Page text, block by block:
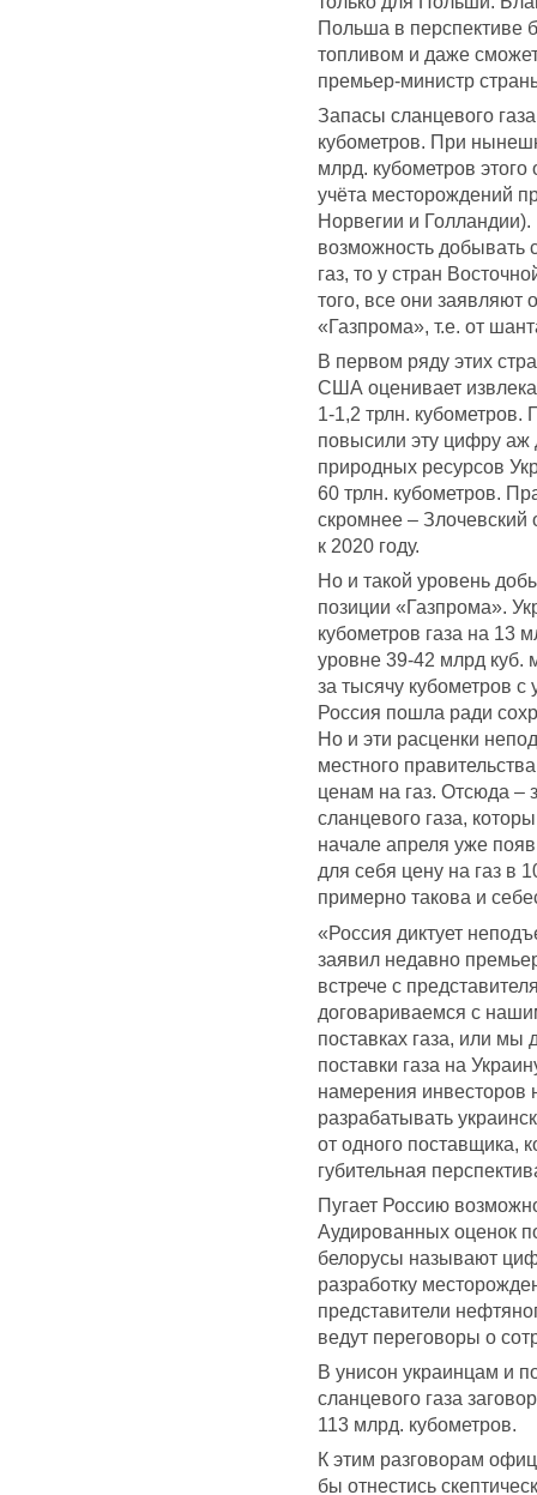
Польша в перспективе
топливом и даже
премьер-министр
Запасы сланцевого
кубометров. При
млрд. кубометров
учёта месторождений
Норвегии и
возможность добывать
газ, то у стран
того, все они заявляют
«Газпрома», т.е. от
В первом ряду этих
США оценивает
1-1,2 трлн.
повысили эту цифру аж
природных ресурсов
60 трлн. кубометров.
скромнее – Злочевский
к 2020 году.
Но и такой уровень
позиции «Газпрома».
кубометров газа на 13
уровне 39-42 млрд куб.
за тысячу кубометров с
Россия пошла ради
Но и эти расценки
местного
ценам на газ. Отсюда –
сланцевого газа,
начале апреля уже
для себя цену на газ в
примерно такова и
«Россия диктует
заявил недавно
встрече с
договариваемся с
поставках газа, или
поставки газа на
намерения инвесторов
разрабатывать
от одного поставщика,
губительная
Пугает Россию
Аудированных оценок
белорусы называют
разработку
представители
ведут переговоры о
В унисон украинцам и
сланцевого газа
113 млрд. кубометров.
К этим разговорам
бы отнестись